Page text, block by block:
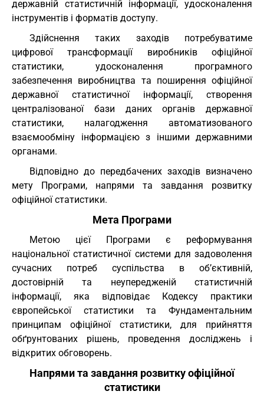
державній статистичній інформації, удосконалення
інструментів і форматів доступу.
Здійснення таких заходів потребуватиме
цифрової трансформації виробників офіційної
статистики, удосконалення програмного
забезпечення виробництва та поширення офіційної
державної статистичної інформації, створення
централізованої бази даних органів державної
статистики, налагодження автоматизованого
взаємообміну інформацією з іншими державними
органами.
Відповідно до передбачених заходів визначено
мету Програми, напрями та завдання розвитку
офіційної статистики.
Мета Програми
Метою цієї Програми є реформування
національної статистичної системи для задоволення
сучасних потреб суспільства в об’єктивній,
достовірній та неупередженій статистичній
інформації, яка відповідає Кодексу практики
європейської статистики та Фундаментальним
принципам офіційної статистики, для прийняття
обґрунтованих рішень, проведення досліджень і
відкритих обговорень.
Напрями та завдання розвитку офіційної
статистики